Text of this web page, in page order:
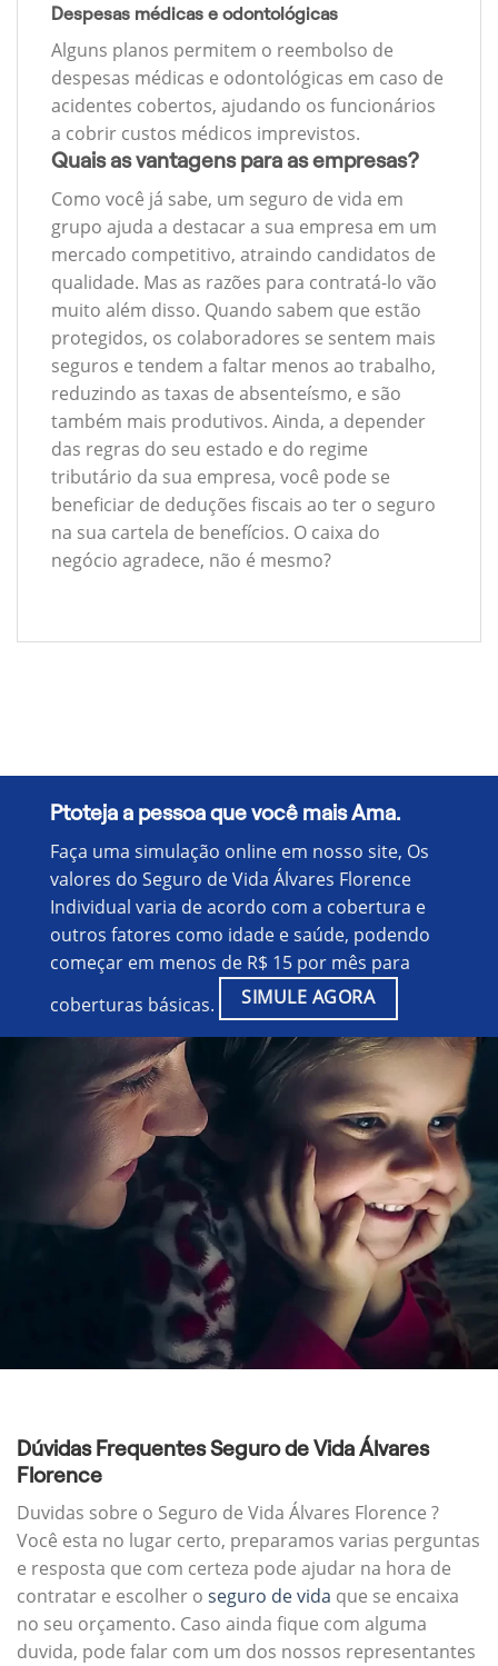
Despesas médicas e odontológicas
Alguns planos permitem o reembolso de
despesas médicas e odontológicas em caso de
acidentes cobertos, ajudando os funcionários
a cobrir custos médicos imprevistos.
Quais as vantagens para as empresas?
Como você já sabe, um seguro de vida em
grupo ajuda a destacar a sua empresa em um
mercado competitivo, atraindo candidatos de
qualidade. Mas as razões para contratá-lo vão
muito além disso. Quando sabem que estão
protegidos, os colaboradores se sentem mais
seguros e tendem a faltar menos ao trabalho,
reduzindo as taxas de absenteísmo, e são
também mais produtivos. Ainda, a depender
das regras do seu estado e do regime
tributário da sua empresa, você pode se
beneficiar de deduções fiscais ao ter o seguro
na sua cartela de benefícios. O caixa do
negócio agradece, não é mesmo?
Ptoteja a pessoa que você mais Ama.
Faça uma simulação online em nosso site, Os
valores do Seguro de Vida Álvares Florence
Individual varia de acordo com a cobertura e
outros fatores como idade e saúde, podendo
começar em menos de R$ 15 por mês para
coberturas básicas.
SIMULE AGORA
Dúvidas Frequentes Seguro de Vida Álvares
Florence
Duvidas sobre o Seguro de Vida Álvares Florence ?
Você esta no lugar certo, preparamos varias perguntas
e resposta que com certeza pode ajudar na hora de
contratar e escolher o seguro de vida que se encaixa
no seu orçamento. Caso ainda fique com alguma
duvida, pode falar com um dos nossos representantes